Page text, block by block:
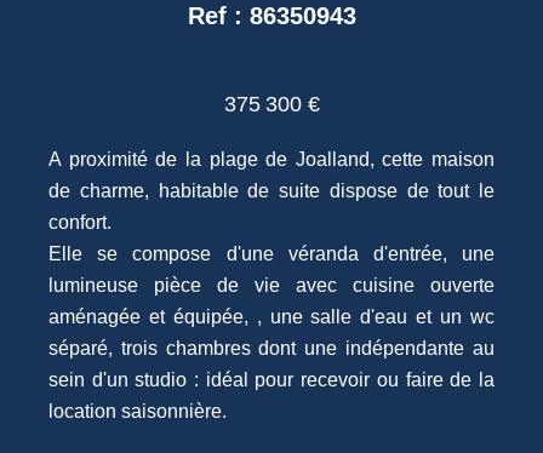
Ref : 86350943
375 300 €
A proximité de la plage de Joalland, cette maison
de charme, habitable de suite dispose de tout le
confort.
Elle se compose d'une véranda d'entrée, une
lumineuse pièce de vie avec cuisine ouverte
aménagée et équipée, , une salle d'eau et un wc
séparé, trois chambres dont une indépendante au
sein d'un studio : idéal pour recevoir ou faire de la
location saisonnière.